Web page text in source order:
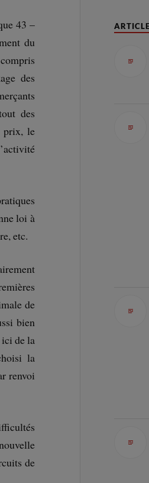
43 –
du
des
des
prix, le
loi à
etc.
de
bien
ici de la
la
renvoi
de